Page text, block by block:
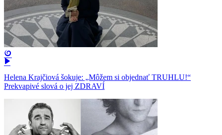
Helena Krajčiová šokuje: „Môžem si objednať TRUHLU!“
Prekvapivé slová o jej ZDRAVÍ